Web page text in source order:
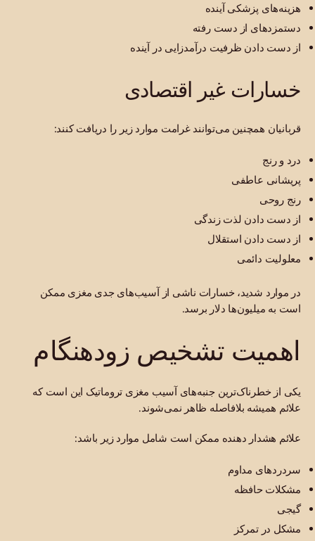
هزینه‌های پزشکی آینده
دستمزدهای از دست رفته
از دست دادن ظرفیت درآمدزایی در آینده
خسارات غیر اقتصادی
قربانیان همچنین می‌توانند غرامت موارد زیر را دریافت کنند:
درد و رنج
پریشانی عاطفی
رنج روحی
از دست دادن لذت زندگی
از دست دادن استقلال
معلولیت دائمی
در موارد شدید، خسارات ناشی از آسیب‌های جدی مغزی ممکن
است به میلیون‌ها دلار برسد.
اهمیت تشخیص زودهنگام
یکی از خطرناک‌ترین جنبه‌های آسیب مغزی تروماتیک این است که
علائم همیشه بلافاصله ظاهر نمی‌شوند.
علائم هشدار دهنده ممکن است شامل موارد زیر باشد:
سردردهای مداوم
مشکلات حافظه
گیجی
مشکل در تمرکز